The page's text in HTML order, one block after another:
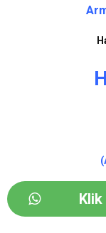
Klik